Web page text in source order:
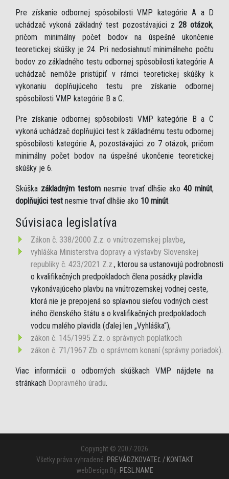
Pre získanie odbornej spôsobilosti VMP kategórie A a D
uchádzač vykoná základný test pozostávajúci z 28 otázok,
pričom minimálny počet bodov na úspešné ukončenie
teoretickej skúšky je 24. Pri nedosiahnutí minimálneho počtu
bodov zo základného testu odbornej spôsobilosti kategórie A
uchádzač nemôže pristúpiť v rámci teoretickej skúšky k
vykonaniu doplňujúceho testu pre získanie odbornej
spôsobilosti VMP kategórie B a C.
Pre získanie odbornej spôsobilosti VMP kategórie B a C
vykoná uchádzač doplňujúci test k základnému testu odbornej
spôsobilosti kategórie A, pozostávajúci zo 7 otázok, pričom
minimálny počet bodov na úspešné ukončenie teoretickej
skúšky je 6.
Skúška základným testom nesmie trvať dlhšie ako 40 minút,
doplňujúci test nesmie trvať dlhšie ako 10 minút.
Súvisiaca legislatíva
Zákon č. 338/2000 Z.z. o vnútrozemskej plavbe,
vyhláška Ministerstva dopravy a výstavby Slovenskej
republiky č. 423/2021 Z.z., ktorou sa ustanovujú podrobnosti
o kvalifikačných predpokladoch člena posádky plavidla
vykonávajúceho plavbu na vnútrozemskej vodnej ceste,
ktorá nie je prepojená so splavnou sieťou vodných ciest
iného členského štátu a o kvalifikačných predpokladoch
vodcu malého plavidla (ďalej len „Vyhláška“),
zákon č. 145/1995 Z.z. o správnych poplatkoch
zákon č. 71/1967 Zb. o správnom konaní (správny poriadok).
Viac informácii o odborných skúškach VMP nájdete na
stránkach Dopravného úradu.
Copyright © 2007-2026
Všetky práva vyhradené. PREVÁDZKOVATEĽ / KONTAKT
webDesign By: PESL.NAME